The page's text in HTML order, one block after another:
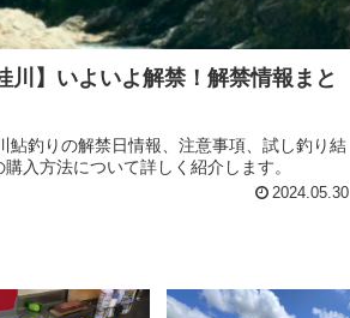
川】いよいよ解禁！解禁情報まと
鮎釣りの解禁日情報、注意事項、試し釣り結
入方法について詳しく紹介します。
2024.05.30